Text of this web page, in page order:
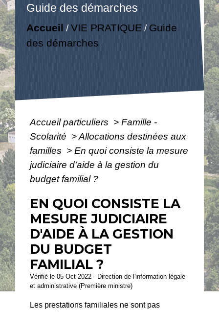
Guide des démarches
Accueil /VIE PRATIQUE / Guide
des démarches
Accueil particuliers > Famille -
Scolarité >Allocations destinées aux
familles > En quoi consiste la mesure
judiciaire d'aide à la gestion du
budget familial ?
EN QUOI CONSISTE LA
MESURE JUDICIAIRE
D'AIDE À LA GESTION
DU BUDGET
FAMILIAL ?
Vérifié le 05 Oct 2022 - Direction de l'information légale
et administrative (Première ministre)
Les prestations familiales ne sont pas